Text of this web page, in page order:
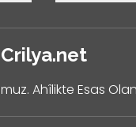
Crilya.net
Ahîlikte Esas